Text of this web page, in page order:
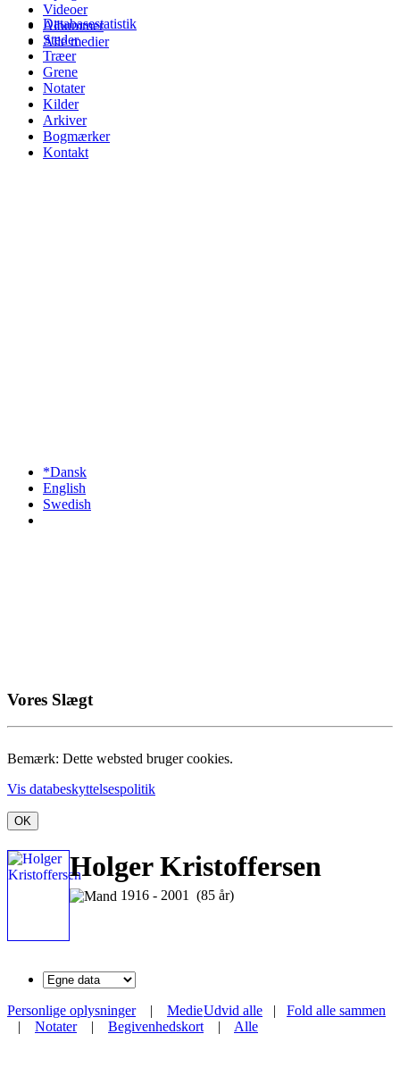
Videoer
Albummer
Alle medier
Databasestatistik
Steder
Træer
Grene
Notater
Kilder
Arkiver
Bogmærker
Kontakt
*Dansk
English
Swedish
Vores Slægt
Bemærk: Dette websted bruger cookies.
Vis databeskyttelsespolitik
OK
Holger Kristoffersen
1916 - 2001 (85 år)
Udvid alle | Fold alle sammen
Personlige oplysninger| Medie
| Notater| Begivenhedskort | Alle